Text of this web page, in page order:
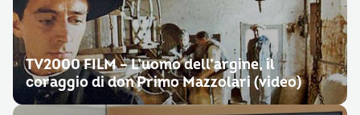
TV2000 FILM – L’uomo dell’argine, il
coraggio di don Primo Mazzolari (video)